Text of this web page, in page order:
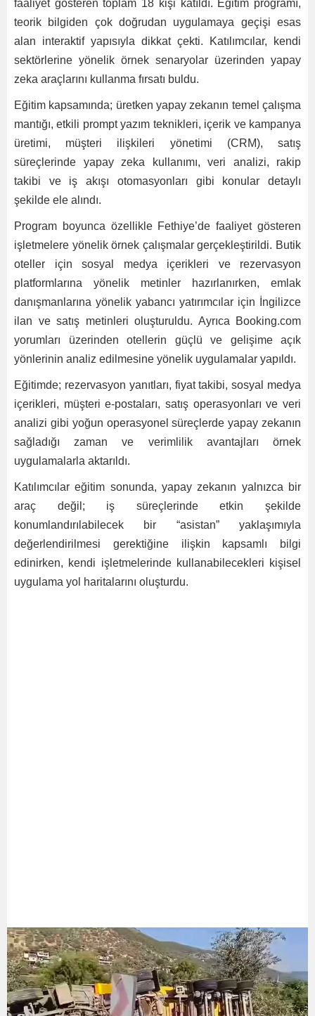
faaliyet gösteren toplam 18 kişi katıldı. Eğitim programı,
teorik bilgiden çok doğrudan uygulamaya geçişi esas
alan interaktif yapısıyla dikkat çekti. Katılımcılar, kendi
sektörlerine yönelik örnek senaryolar üzerinden yapay
zeka araçlarını kullanma fırsatı buldu.
Eğitim kapsamında; üretken yapay zekanın temel çalışma
mantığı, etkili prompt yazım teknikleri, içerik ve kampanya
üretimi, müşteri ilişkileri yönetimi (CRM), satış
süreçlerinde yapay zeka kullanımı, veri analizi, rakip
takibi ve iş akışı otomasyonları gibi konular detaylı
şekilde ele alındı.
Program boyunca özellikle Fethiye’de faaliyet gösteren
işletmelere yönelik örnek çalışmalar gerçekleştirildi. Butik
oteller için sosyal medya içerikleri ve rezervasyon
platformlarına yönelik metinler hazırlanırken, emlak
danışmanlarına yönelik yabancı yatırımcılar için İngilizce
ilan ve satış metinleri oluşturuldu. Ayrıca Booking.com
yorumları üzerinden otellerin güçlü ve gelişime açık
yönlerinin analiz edilmesine yönelik uygulamalar yapıldı.
Eğitimde; rezervasyon yanıtları, fiyat takibi, sosyal medya
içerikleri, müşteri e-postaları, satış operasyonları ve veri
analizi gibi yoğun operasyonel süreçlerde yapay zekanın
sağladığı zaman ve verimlilik avantajları örnek
uygulamalarla aktarıldı.
Katılımcılar eğitim sonunda, yapay zekanın yalnızca bir
araç değil; iş süreçlerinde etkin şekilde
konumlandırılabilecek bir “asistan” yaklaşımıyla
değerlendirilmesi gerektiğine ilişkin kapsamlı bilgi
edinirken, kendi işletmelerinde kullanabilecekleri kişisel
uygulama yol haritalarını oluşturdu.